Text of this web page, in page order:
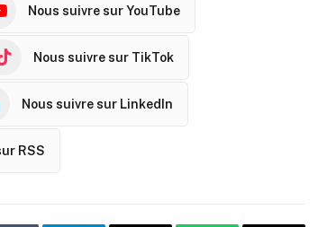
Nous suivre sur YouTube
Nous suivre sur TikTok
Nous suivre sur LinkedIn
RSS